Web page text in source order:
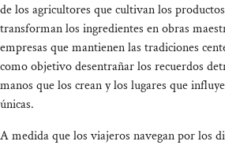
de los agricultores que cultivan los
transforman los ingredientes en obras
empresas que mantienen las tradiciones
como objetivo desentrañar los recuerdos
manos que los crean y los lugares que
únicas.
A medida que los viajeros navegan por los